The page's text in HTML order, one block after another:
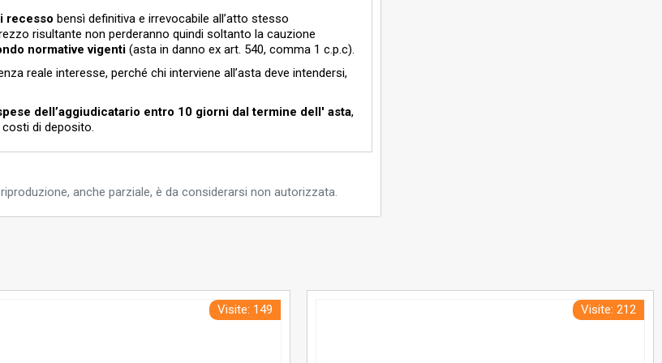
04/06/202606:43:51
4.700,00
03/06/202614:58:01
4.450,00
03/06/202609:38:42
4.150,00
03/06/202609:28:45
4.100,00
02/06/2026
3.400,00
3.350,00
recesso bensì definitiva e irrevocabile all’atto stesso
risultante non perderanno quindi soltanto la cauzione
normative vigenti (asta in danno ex art. 540, comma 1 c.p.c).
reale interesse, perché chi interviene all’asta deve intendersi,
dell’aggiudicatario entro 10 giorni dal termine dell' asta,
di deposito.
anche parziale, è da considerarsi non autorizzata.
Visite: 149 Visite: 212